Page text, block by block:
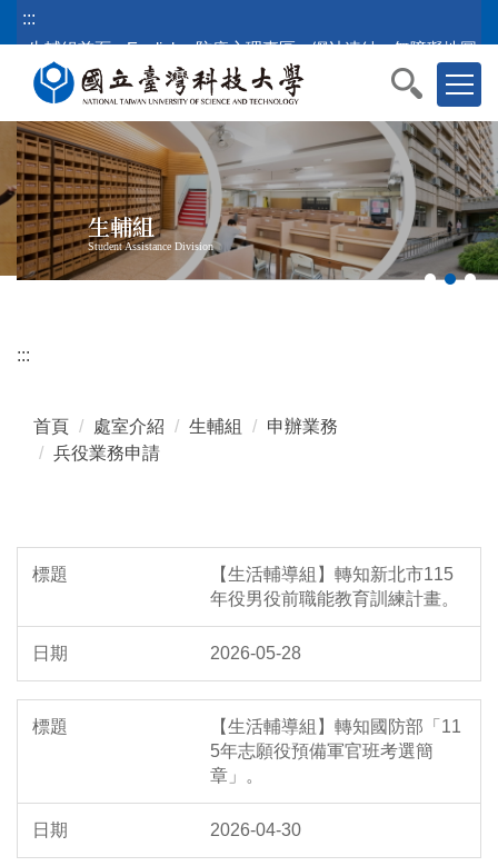
跳
到
內
容
區
塊
:::
生輔組首頁
English 防疫心理專區 網站連結 無障礙地圖
生輔組
Student Assistance Division
:::
首頁 處室介紹 生輔組
申辦業務
兵役業務申請
【生活輔導組】轉知新北市115
年役男役前職能教育訓練計畫。
2026-05-28
【生活輔導組】轉知國防部「11
5年志願役預備軍官班考選簡
章」。
2026-04-30